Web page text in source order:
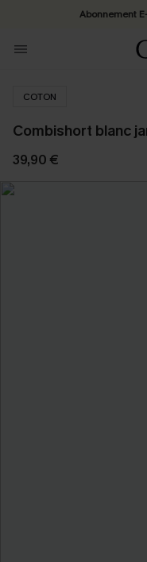
Abonnement
COTON
Combishort blanc
39,90 €